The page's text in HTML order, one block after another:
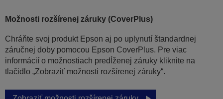
Možnosti rozšírenej záruky (CoverPlus)
Chráňte svoj produkt Epson aj po uplynutí štandardnej
záručnej doby pomocou Epson CoverPlus. Pre viac
informácií o možnostiach predĺženej záruky kliknite na
tlačidlo „Zobraziť možnosti rozšírenej záruky“.